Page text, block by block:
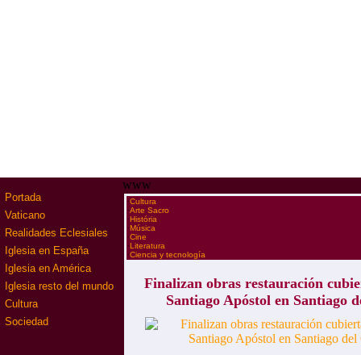
Portada
Vaticano
Realidades Eclesiales
Iglesia en España
Iglesia en América
Iglesia resto del mundo
Cultura
Sociedad
www
·Cultura
·Arte Sacro
·História
·Música
·Cine
·Literatura
·Ciencia y tecnología
Finalizan obras restauración
Santiago Apóstol en Santiago